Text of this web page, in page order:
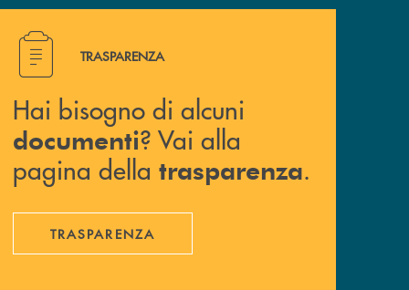
Hai bisogno di alcuni documenti ? Vai alla pagina della
TRASPARENZA
Hai bisogno di alcuni
documenti? Vai alla
pagina della trasparenza.
TRASPARENZA